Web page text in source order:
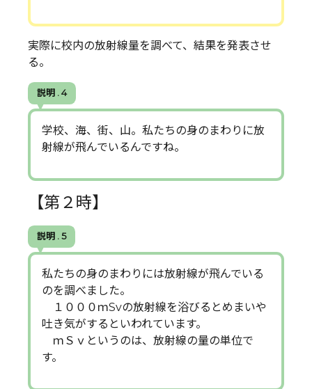
実際に校内の放射線量を調べて、結果を発表させ
る。
説明 . 4
学校、海、街、山。私たちの身のまわりに放
射線が飛んでいるんですね。
【第２時】
説明 . 5
私たちの身のまわりには放射線が飛んでいる
のを調べました。
１０００ｍSvの放射線を浴びるとめまいや
吐き気がするといわれています。
ｍＳｖというのは、放射線の量の単位で
す。